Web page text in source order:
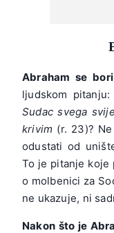
Abraham se
ljudskom
Sudac svega
krivim (r. 23)?
odustati od
To je pitanje koje
o molbenici za
ne ukazuje, ni
Nakon što je